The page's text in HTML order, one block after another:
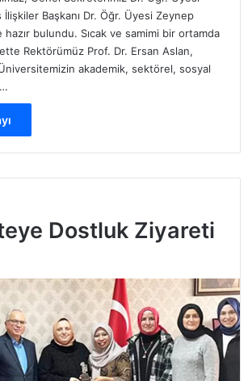
İlişkiler Başkanı Dr. Öğr. Üyesi Zeynep
bulundu. Sıcak ve samimi bir ortamda
Rektörümüz Prof. Dr. Ersan Aslan,
akademik, sektörel, sosyal
Dostluk Ziyareti